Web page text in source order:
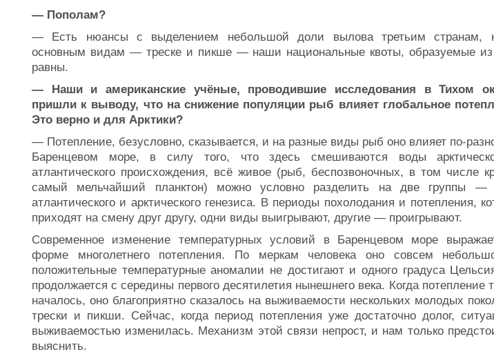
— Пополам?
— Есть нюансы с выделением небольшой доли вылова третьим странам,
основным видам — треске и пикше — наши национальные квоты, образуемые
равны.
— Наши и американские учёные, проводившие исследования в Тихом
пришли к выводу, что на снижение популяции рыб влияет глобальное
Это верно и для Арктики?
— Потепление, безусловно, сказывается, и на разные виды рыб оно влияет по-
Баренцевом море, в силу того, что здесь смешиваются воды
атлантического происхождения, всё живое (рыб, беспозвоночных, в том числе
самый мельчайший планктон) можно условно разделить на две группы —
атлантического и арктического генезиса. В периоды похолодания и потепления,
приходят на смену друг другу, одни виды выигрывают, другие — проигрывают.
Современное изменение температурных условий в Баренцевом море
форме многолетнего потепления. По меркам человека оно совсем
положительные температурные аномалии не достигают и одного градуса
продолжается с середины первого десятилетия нынешнего века. Когда потепление
началось, оно благоприятно сказалось на выживаемости нескольких молодых
трески и пикши. Сейчас, когда период потепления уже достаточно долог,
выживаемостью изменилась. Механизм этой связи непрост, и нам только
выяснить.